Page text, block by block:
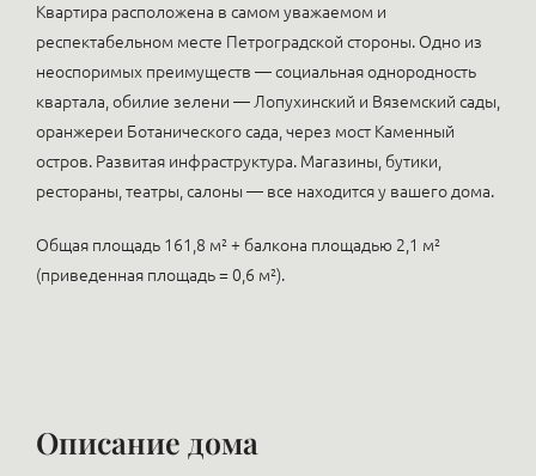
Квартира расположена в самом уважаемом и
респектабельном месте Петроградской стороны. Одно из
неоспоримых преимуществ — социальная однородность
квартала, обилие зелени — Лопухинский и Вяземский сады,
оранжереи Ботанического сада, через мост Каменный
остров. Развитая инфраструктура. Магазины, бутики,
рестораны, театры, салоны — все находится у вашего дома.
Общая площадь 161,8 м² + балкона площадью 2,1 м²
(приведенная площадь = 0,6 м²).
Описание дома